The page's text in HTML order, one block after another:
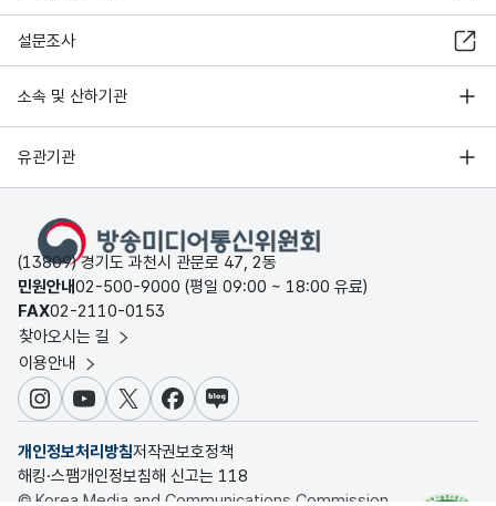
설문조사
소속 및 산하기관
유관기관
(13809) 경기도 과천시 관문로 47, 2동
민원안내02-500-9000 (평일 09:00 ~ 18:00 유료)
FAX02-2110-0153
찾아오시는 길
이용안내
인스타그램
유튜브X 페이스북
블로그
개인정보처리방침저작권보호정책
해킹·스팸개인정보침해 신고는 118
© Korea Media and Communications Commission.